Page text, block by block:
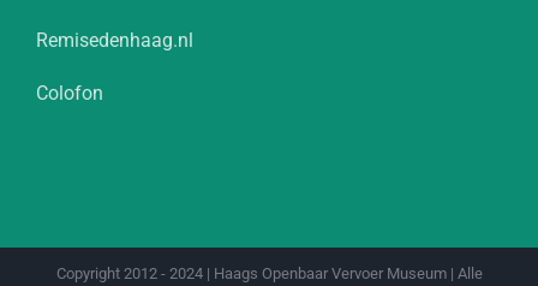
Remisedenhaag.nl
Colofon
Copyright 2012 - 2024 | Haags Openbaar Vervoer Museum | Alle